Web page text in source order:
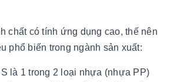
chất có tính ứng dụng cao, thế nên
phổ biến trong ngành sản xuất:
là 1 trong 2 loại nhựa (nhựa PP)